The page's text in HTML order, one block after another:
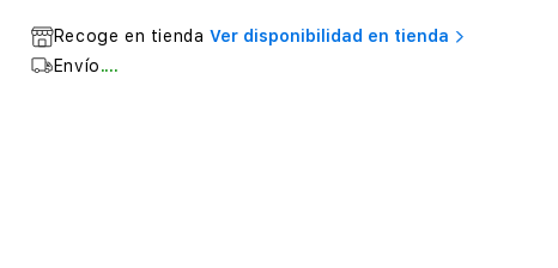
Recoge en tienda Ver disponibilidad en tienda
Envío....